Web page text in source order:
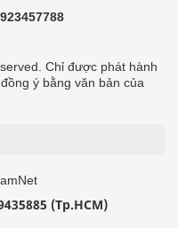
Chỉ được phát hành
ý bằng văn bản của
(Tp.HCM)